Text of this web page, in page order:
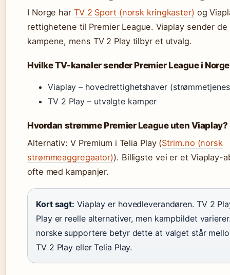
I Norge har TV 2 Sport (norsk kringkaster) og
rettighetene til Premier League. Viaplay sender
kampene, mens TV 2 Play tilbyr et utvalg.
Hvilke TV-kanaler sender Premier League i
Viaplay – hovedrettighetshaver
TV 2 Play – utvalgte kamper
Hvordan strømme Premier League uten Viaplay?
Alternativ: V Premium i Telia Play (Strim.no (norsk
strømmeaggregaator)). Billigste vei er et Viaplay-
ofte med kampanjer.
Kort sagt: Viaplay er hovedleverandøren. TV 2
Play er reelle alternativer, men kampbildet
norske supportere betyr dette at valget står
TV 2 Play eller Telia Play.